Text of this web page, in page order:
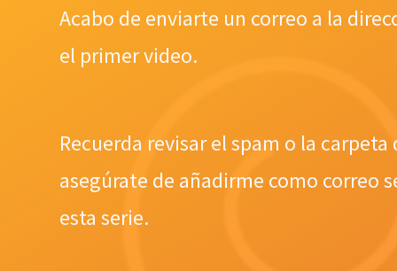
Acabo de enviarte un correo a la
el primer video.
Recuerda revisar el spam o la
asegúrate de añadirme como correo
esta serie.